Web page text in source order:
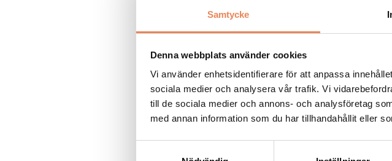
Samtycke
Denna webbplats använder cookies
Vi använder enhetsidentifierare för att anpassa
sociala medier och analysera vår trafik. Vi
till de sociala medier och annons- och analysföretag
med annan information som du har tillhandahållit eller
Best Western Plus Hotel Plaza
KARRIÄR | 9 december 2021
”Här finns spelrum att testa nytt och